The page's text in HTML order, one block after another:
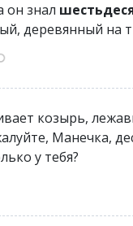
он знал
деревянный на
козырь,
Манечка,
у тебя?